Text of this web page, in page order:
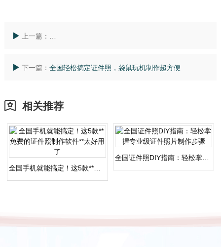
上一篇：
下一篇： 全国轻松搞定证件照，袋鼠玩机制作超方便
相关推荐
全国手机就能搞定！这5款**免费的证件照制作软件**太好用了
全国证件照DIY指南：轻松掌握专业级证件照片制作步骤